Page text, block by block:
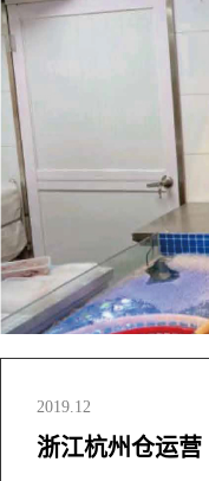
2019.12
浙江杭州仓运营